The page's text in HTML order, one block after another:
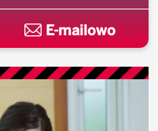
E-mailowo